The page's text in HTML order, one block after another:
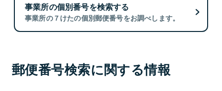
事業所の個別番号を検索する
事業所の７けたの個別郵便番号をお調べします。
郵便番号検索に関する情報